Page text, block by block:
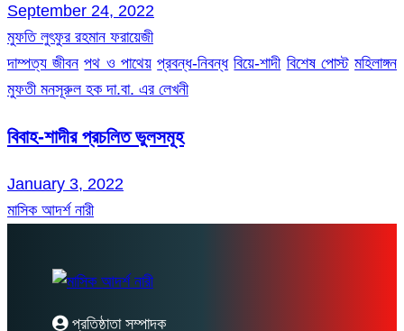
September 24, 2022
মুফতি লুৎফুর রহমান ফরায়েজী
দাম্পত্য জীবন পথ ও পাথেয় প্রবন্ধ-নিবন্ধ বিয়ে-শাদী বিশেষ পোস্ট মহিলাঙ্গন
মুফতী মনসূরুল হক দা.বা. এর লেখনী
বিবাহ-শাদীর প্রচলিত ভুলসমূহ
January 3, 2022
মাসিক আদর্শ নারী
প্রতিষ্ঠাতা সম্পাদক